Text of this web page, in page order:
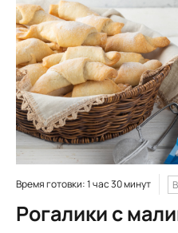
Время готовки: 1 час 30 минут
Рогалики с